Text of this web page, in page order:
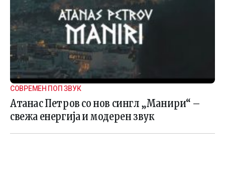
СОВРЕМЕН ПОП ЗВУК
Атанас Петров со нов сингл „Манири“ –
свежа енергија и модерен звук